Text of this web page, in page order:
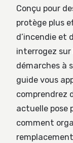
Conçu pour
protège plus
d’incendie et
interrogez sur
démarches à
guide vous
comprendrez
actuelle pose
comment